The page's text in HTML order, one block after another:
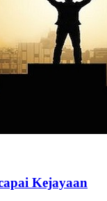
Kejayaan